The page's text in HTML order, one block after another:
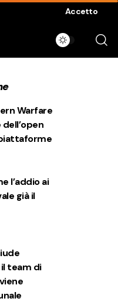
Accetto
Warfare
l’addio ai
già il
team di